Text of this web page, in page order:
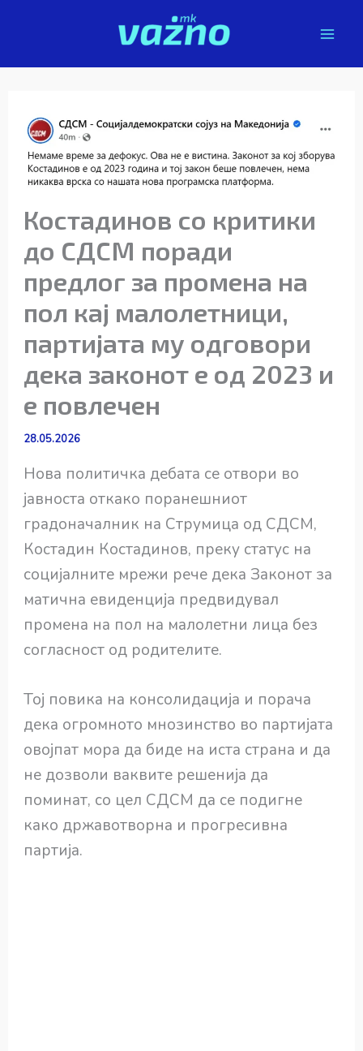
Костадинов со критики
до СДСМ поради
предлог за промена на
пол кај малолетници,
партијата му одговори
дека законот е од 2023 и
е повлечен
28.05.2026
Нова политичка дебата се отвори во
јавноста откако поранешниот
градоначалник на Струмица од СДСМ,
Костадин Костадинов, преку статус на
социјалните мрежи рече дека Законот за
матична евиденција предвидувал
промена на пол на малолетни лица без
согласност од родителите.
Тој повика на консолидација и порача
дека огромното мнозинство во партијата
овојпат мора да биде на иста страна и да
не дозволи ваквите решенија да
поминат, со цел СДСМ да се подигне
како државотворна и прогресивна
партија.